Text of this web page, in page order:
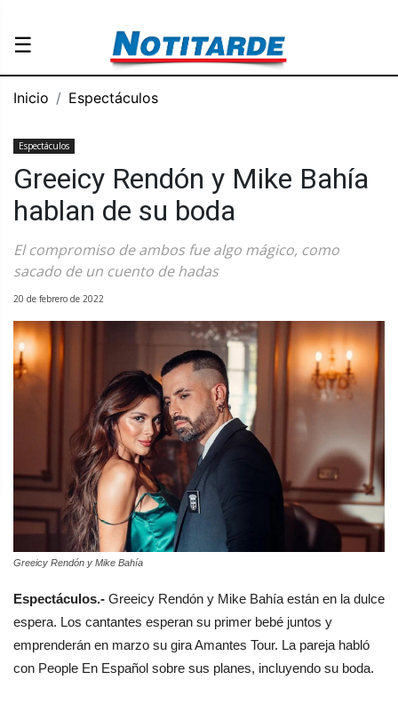
☰
Inicio Espectáculos
Espectáculos
Greeicy Rendón y Mike Bahía
hablan de su boda
El compromiso de ambos fue algo mágico, como
sacado de un cuento de hadas
20 de febrero de 2022
Greeicy Rendón y Mike Bahía
Espectáculos.- Greeicy Rendón y Mike Bahía están en la dulce
espera. Los cantantes esperan su primer bebé juntos y
emprenderán en marzo su gira Amantes Tour. La pareja habló
con People En Español sobre sus planes, incluyendo su boda.